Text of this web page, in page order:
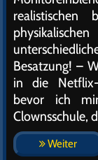
realistischen
Besatzung! –
in die Netflix-
bevor ich
Clownsschule,
Weiter